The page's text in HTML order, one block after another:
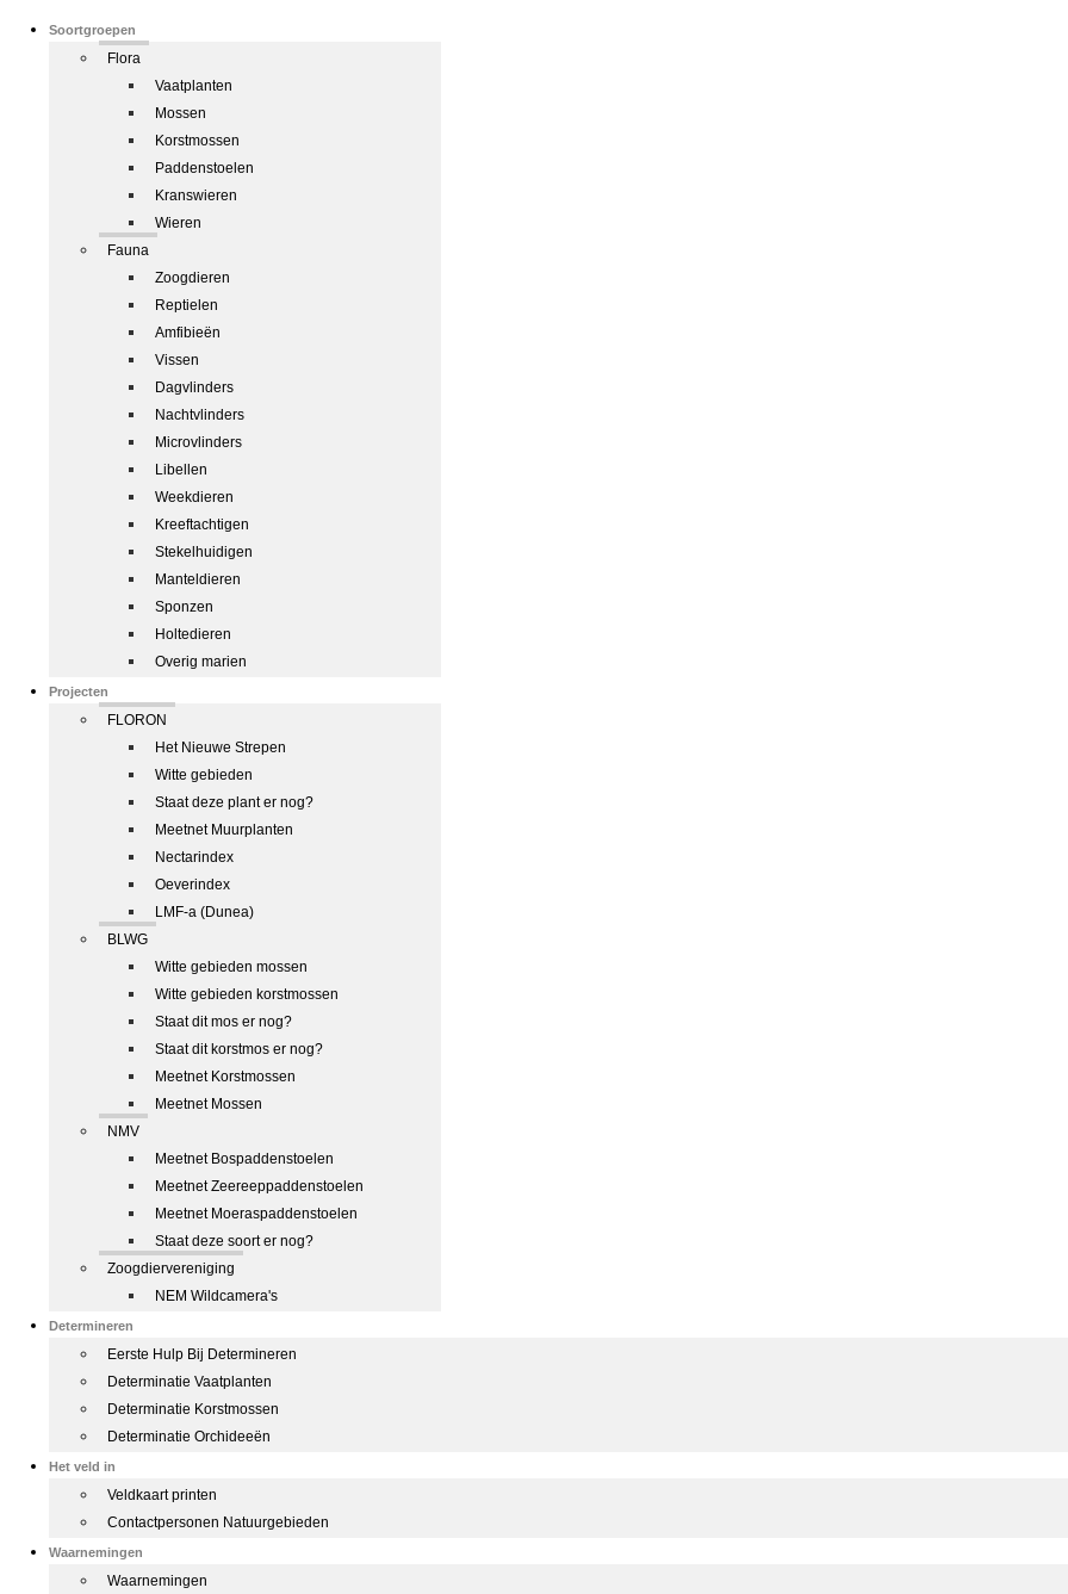
Soortgroepen
Flora
Vaatplanten
Mossen
Korstmossen
Paddenstoelen
Kranswieren
Wieren
Fauna
Zoogdieren
Reptielen
Amfibieën
Vissen
Dagvlinders
Nachtvlinders
Microvlinders
Libellen
Weekdieren
Kreeftachtigen
Stekelhuidigen
Manteldieren
Sponzen
Holtedieren
Overig marien
Projecten
FLORON
Het Nieuwe Strepen
Witte gebieden
Staat deze plant er nog?
Meetnet Muurplanten
Nectarindex
Oeverindex
LMF-a (Dunea)
BLWG
Witte gebieden mossen
Witte gebieden korstmossen
Staat dit mos er nog?
Staat dit korstmos er nog?
Meetnet Korstmossen
Meetnet Mossen
NMV
Meetnet Bospaddenstoelen
Meetnet Zeereeppaddenstoelen
Meetnet Moeraspaddenstoelen
Staat deze soort er nog?
Zoogdiervereniging
NEM Wildcamera's
Determineren
Eerste Hulp Bij Determineren
Determinatie Vaatplanten
Determinatie Korstmossen
Determinatie Orchideeën
Het veld in
Veldkaart printen
Contactpersonen Natuurgebieden
Waarnemingen
Waarnemingen